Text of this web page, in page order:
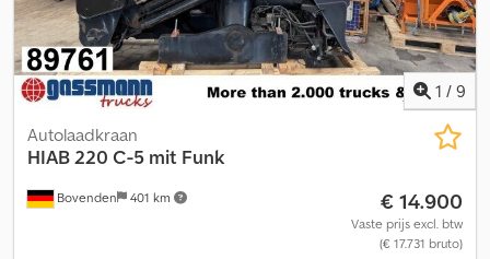
1 / 9
Bovenden 401 km
Autolaadkraan
HIAB220 C-5 mit Funk
€ 14.900
Vaste prijs excl. btw
(€ 17.731 bruto)